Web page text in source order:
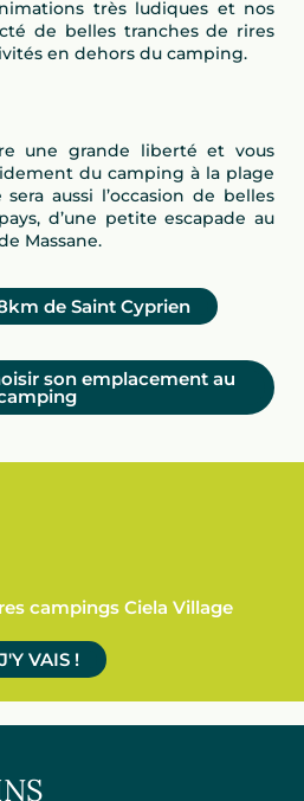
très ludiques et nos
de belles tranches de rires
en dehors du camping.
une grande liberté et vous
du camping à la plage
aussi l’occasion de belles
d’une petite escapade au
Massane.
de Saint Cyprien
son emplacement au
campings Ciela Village
J'Y VAIS !